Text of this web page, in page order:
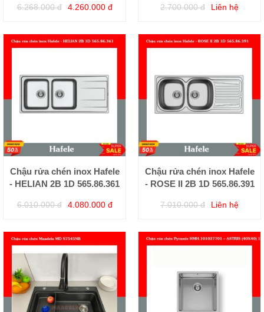
6.268.000 đ 4.260.000 đ 2.700.000 đ Liên hệ
Chậu rửa chén inox Hafele
- HELIAN 2B 1D 565.86.361
6.010.000 đ 4.080.000 đ
Chậu rửa chén inox Hafele
- ROSE II 2B 1D 565.86.391
7.010.000 đ Liên hệ